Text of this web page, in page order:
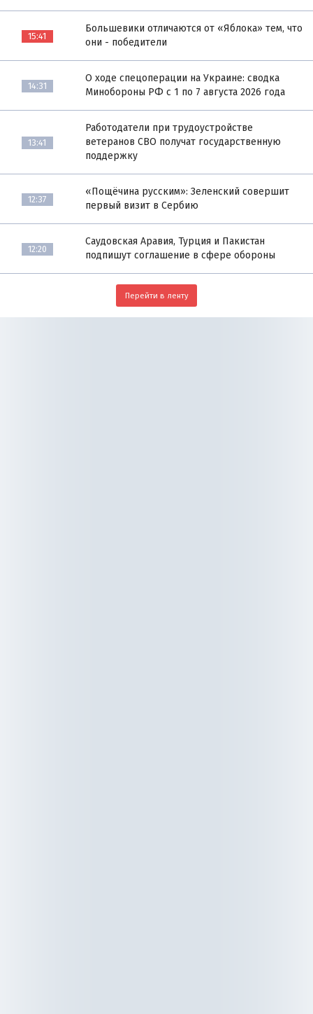
15:41
Большевики отличаются от «Яблока» тем, что
они - победители
14:31
О ходе спецоперации на Украине: сводка
Минобороны РФ с 1 по 7 августа 2026 года
13:41
Работодатели при трудоустройстве
ветеранов СВО получат государственную
поддержку
12:37
«Пощёчина русским»: Зеленский совершит
первый визит в Сербию
12:20
Саудовская Аравия, Турция и Пакистан
подпишут соглашение в сфере обороны
Перейти в ленту